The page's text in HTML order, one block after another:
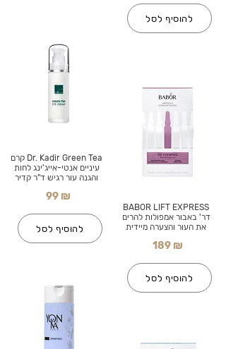
Dr. Kadir Green Tea קרם
עיניים אנטי-אייג'ינג לחות
והגנה עור רגיש ד"ר קדיר
99 ₪
להוסיף לסל
להוסיף לסל
BABOR LIFT EXPRESS
דר' באבור אמפולות להרים
את העור והצערה מיידית
189 ₪
להוסיף לסל